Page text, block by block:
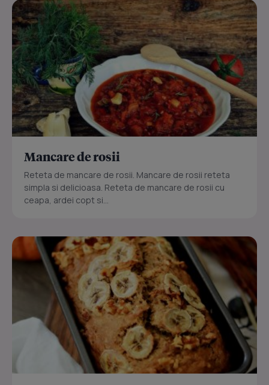
Mancare de rosii
Reteta de mancare de rosii. Mancare de rosii reteta
simpla si delicioasa. Reteta de mancare de rosii cu
ceapa, ardei copt si...